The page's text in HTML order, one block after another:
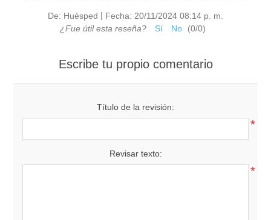
De: Huésped | Fecha: 20/11/2024 08:14 p. m.
¿Fue útil esta reseña?
Sí No (0/0)
Escribe tu propio comentario
Título de la revisión:
*
Revisar texto:
*